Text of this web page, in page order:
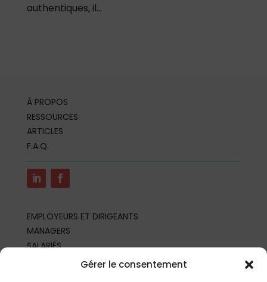
Gérer le consentement
authentiques, il...
À PROPOS
RESSOURCES
ARTICLES
F.A.Q.
EMPLOYEURS ET DIRIGEANTS
MANAGERS
SALARIÉS
REPRÉSENTANTS DU PERSONNEL